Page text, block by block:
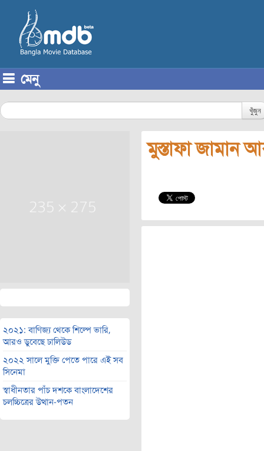
মেনু
খুঁজুন
২০২১: বাণিজ্য থেকে শিল্পে ভারি,
আরও ডুবেছে ঢালিউড
২০২২ সালে মুক্তি পেতে পারে এই সব
সিনেমা
স্বাধীনতার পাঁচ দশকে বাংলাদেশের
চলচ্চিত্রের উত্থান-পতন
মুস্তাফা জামান